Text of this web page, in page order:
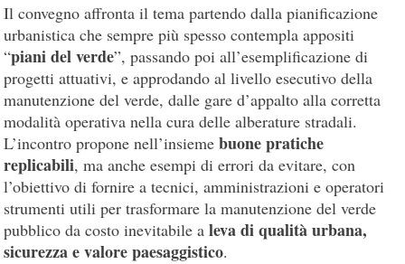
Il convegno affronta il tema partendo dalla pianificazione
urbanistica che sempre più spesso contempla appositi
“piani del verde”, passando poi all’esemplificazione di
progetti attuativi, e approdando al livello esecutivo della
manutenzione del verde, dalle gare d’appalto alla corretta
modalità operativa nella cura delle alberature stradali.
L’incontro propone nell’insiemebuone pratiche
replicabili, ma anche esempi di errori da evitare, con
l’obiettivo di fornire a tecnici, amministrazioni e operatori
strumenti utili per trasformare la manutenzione del verde
pubblico da costo inevitabile aleva di qualità urbana,
sicurezza e valore paesaggistico.